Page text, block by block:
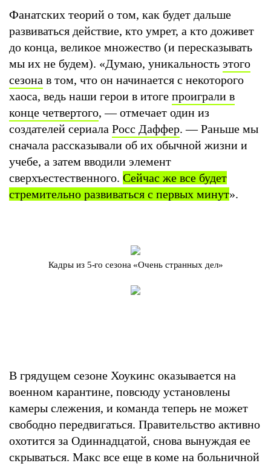
Фанатских теорий о том, как будет дальше
развиваться действие, кто умрет, а кто доживет
до конца, великое множество (и пересказывать
мы их не будем). «Думаю, уникальность этого
сезона в том, что он начинается с некоторого
хаоса, ведь наши герои в итоге проиграли в
конце четвертого, — отмечает один из
создателей сериала Росс Даффер. — Раньше мы
сначала рассказывали об их обычной жизни и
учебе, а затем вводили элемент
сверхъестественного. Сейчас же все будет
стремительно развиваться с первых минут».
Кадры из 5-го сезона «Очень странных дел»
В грядущем сезоне Хоукинс оказывается на
военном карантине, повсюду установлены
камеры слежения, и команда теперь не может
свободно передвигаться. Правительство активно
охотится за Одиннадцатой, снова вынуждая ее
скрываться. Макс все еще в коме на больничной